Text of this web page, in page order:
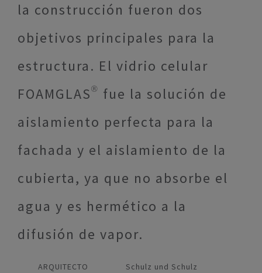
la construcción fueron dos
objetivos principales para la
estructura. El vidrio celular
FOAMGLAS® fue la solución de
aislamiento perfecta para la
fachada y el aislamiento de la
cubierta, ya que no absorbe el
agua y es hermético a la
difusión de vapor.
ARQUITECTO
Schulz und Schulz